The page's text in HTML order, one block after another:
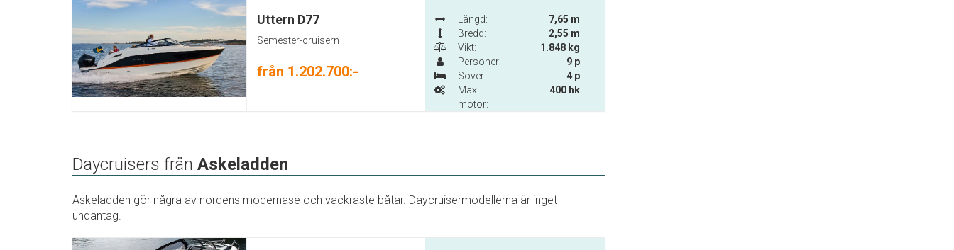
Uttern D77
Semester-cruisern
från 1.202.700:-
Längd:
7,65 m
Bredd:
2,55 m
Vikt:
1.848 kg
Personer:
9 p
Sover:
4 p
Max
motor:
400 hk
Daycruisers från Askeladden
Askeladden gör några av nordens modernase och vackraste båtar. Daycruisermodellerna är inget
undantag.